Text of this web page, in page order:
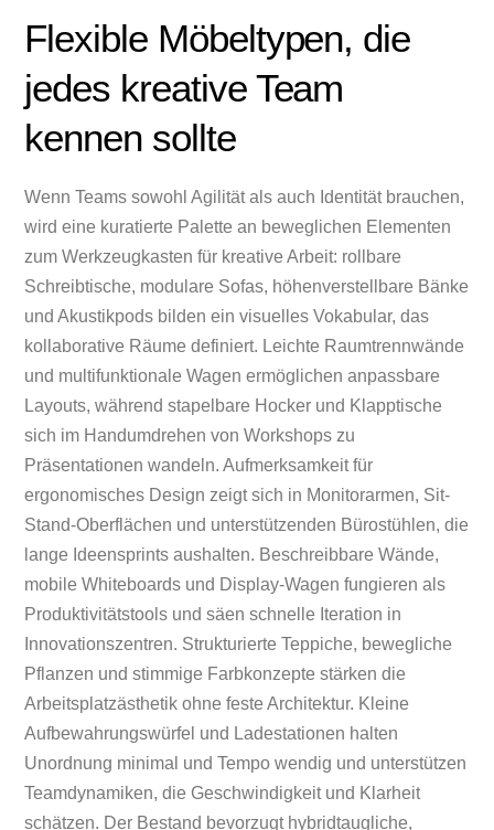
Flexible Möbeltypen, die
jedes kreative Team
kennen sollte
Wenn Teams sowohl Agilität als auch Identität brauchen,
wird eine kuratierte Palette an beweglichen Elementen
zum Werkzeugkasten für kreative Arbeit: rollbare
Schreibtische, modulare Sofas, höhenverstellbare Bänke
und Akustikpods bilden ein visuelles Vokabular, das
kollaborative Räume definiert. Leichte Raumtrennwände
und multifunktionale Wagen ermöglichen anpassbare
Layouts, während stapelbare Hocker und Klapptische
sich im Handumdrehen von Workshops zu
Präsentationen wandeln. Aufmerksamkeit für
ergonomisches Design zeigt sich in Monitorarmen, Sit-
Stand-Oberflächen und unterstützenden Bürostühlen, die
lange Ideensprints aushalten. Beschreibbare Wände,
mobile Whiteboards und Display-Wagen fungieren als
Produktivitätstools und säen schnelle Iteration in
Innovationszentren. Strukturierte Teppiche, bewegliche
Pflanzen und stimmige Farbkonzepte stärken die
Arbeitsplatzästhetik ohne feste Architektur. Kleine
Aufbewahrungswürfel und Ladestationen halten
Unordnung minimal und Tempo wendig und unterstützen
Teamdynamiken, die Geschwindigkeit und Klarheit
schätzen. Der Bestand bevorzugt hybridtaugliche,